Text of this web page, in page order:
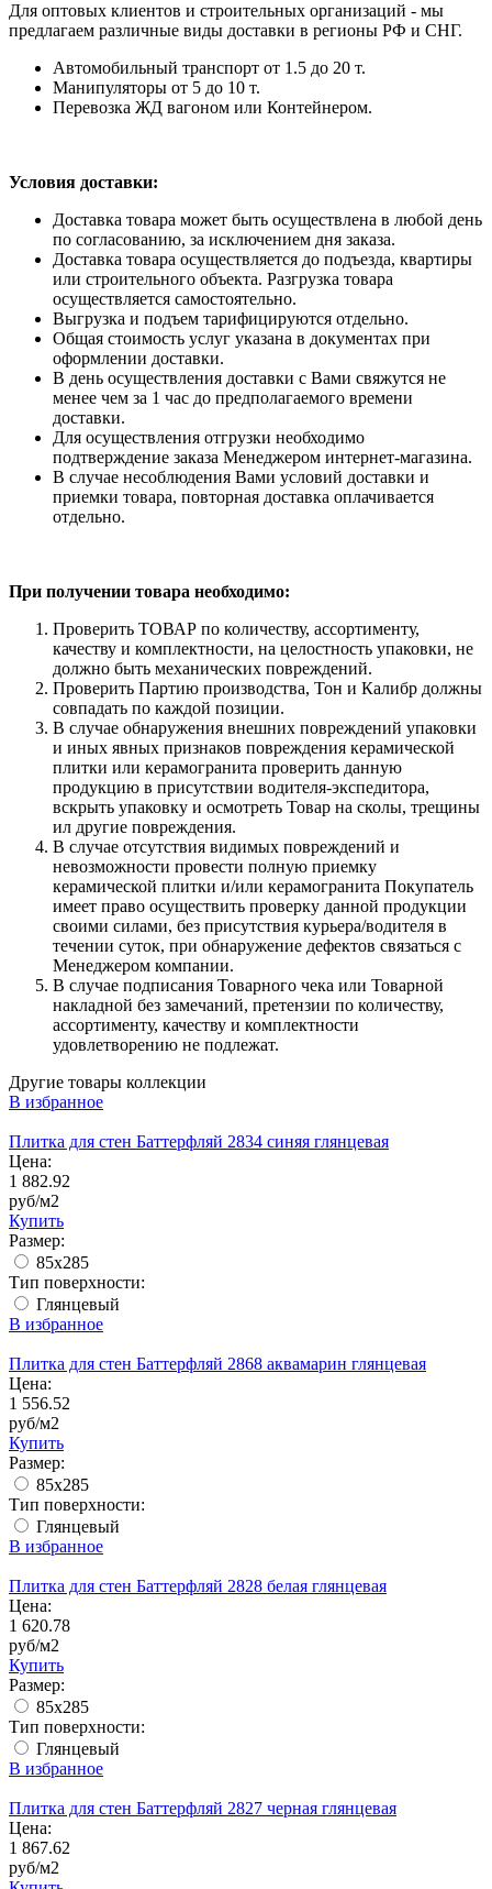
Для оптовых клиентов и строительных организаций - мы
предлагаем различные виды доставки в регионы РФ и СНГ.
Автомобильный транспорт от 1.5 до 20 т.
Манипуляторы от 5 до 10 т.
Перевозка ЖД вагоном или Контейнером.
Условия доставки:
Доставка товара может быть осуществлена в любой день
по согласованию, за исключением дня заказа.
Доставка товара осуществляется до подъезда, квартиры
или строительного объекта. Разгрузка товара
осуществляется самостоятельно.
Выгрузка и подъем тарифицируются отдельно.
Общая стоимость услуг указана в документах при
оформлении доставки.
В день осуществления доставки с Вами свяжутся не
менее чем за 1 час до предполагаемого времени
доставки.
Для осуществления отгрузки необходимо
подтверждение заказа Менеджером интернет-магазина.
В случае несоблюдения Вами условий доставки и
приемки товара, повторная доставка оплачивается
отдельно.
При получении товара необходимо:
Проверить ТОВАР по количеству, ассортименту,
качеству и комплектности, на целостность упаковки, не
должно быть механических повреждений.
Проверить Партию производства, Тон и Калибр должны
совпадать по каждой позиции.
В случае обнаружения внешних повреждений упаковки
и иных явных признаков повреждения керамической
плитки или керамогранита проверить данную
продукцию в присутствии водителя-экспедитора,
вскрыть упаковку и осмотреть Товар на сколы, трещины
ил другие повреждения.
В случае отсутствия видимых повреждений и
невозможности провести полную приемку
керамической плитки и/или керамогранита Покупатель
имеет право осуществить проверку данной продукции
своими силами, без присутствия курьера/водителя в
течении суток, при обнаружение дефектов связаться с
Менеджером компании.
В случае подписания Товарного чека или Товарной
накладной без замечаний, претензии по количеству,
ассортименту, качеству и комплектности
удовлетворению не подлежат.
Другие товары коллекции
В избранное
Плитка для стен Баттерфляй 2834 синяя глянцевая
Цена:
1 882.92
руб/м2
Купить
Размер:
85х285
Тип поверхности:
Глянцевый
В избранное
Плитка для стен Баттерфляй 2868 аквамарин глянцевая
Цена:
1 556.52
руб/м2
Купить
Размер:
85х285
Тип поверхности:
Глянцевый
В избранное
Плитка для стен Баттерфляй 2828 белая глянцевая
Цена:
1 620.78
руб/м2
Купить
Размер:
85х285
Тип поверхности:
Глянцевый
В избранное
Плитка для стен Баттерфляй 2827 черная глянцевая
Цена:
1 867.62
руб/м2